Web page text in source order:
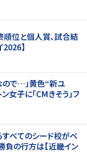
位と個人賞、試合結
】
ので…」黄色“新ユ
女子に「CMきそう」フ
べてのシード校がベ
負の行方は【近畿イン